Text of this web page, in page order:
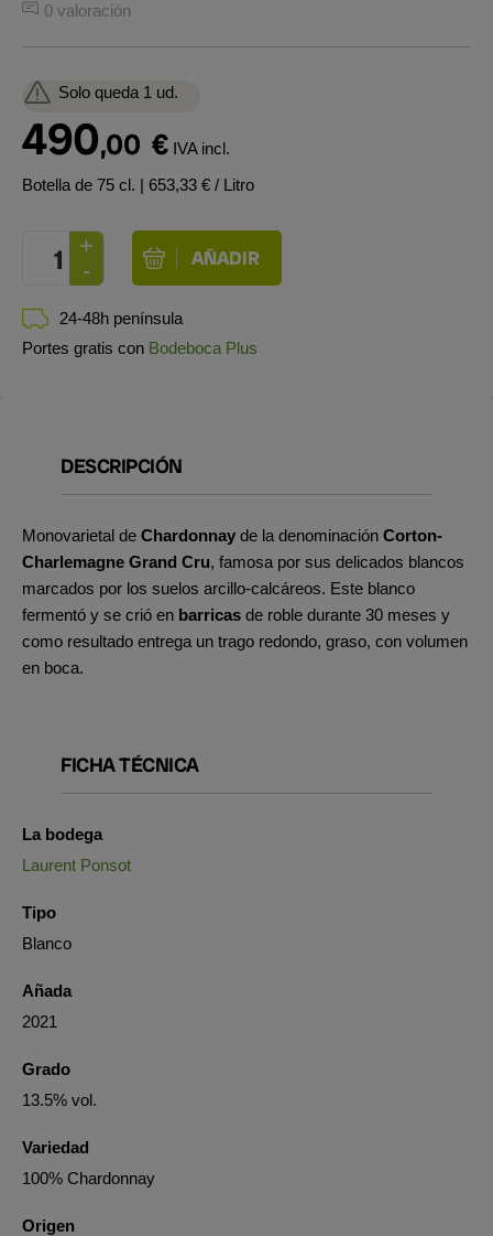
0 valoración
Solo queda 1 ud.
490,00 € IVA incl.
Botella de 75 cl. | 653,33 € / Litro
24-48h península
Portes gratis con Bodeboca Plus
DESCRIPCIÓN
Monovarietal de Chardonnay de la denominación Corton-
Charlemagne Grand Cru, famosa por sus delicados blancos
marcados por los suelos arcillo-calcáreos. Este blanco
fermentó y se crió en barricas de roble durante 30 meses y
como resultado entrega un trago redondo, graso, con volumen
en boca.
FICHA TÉCNICA
La bodega
Laurent Ponsot
Tipo
Blanco
Añada
2021
Grado
13.5% vol.
Variedad
100% Chardonnay
Origen